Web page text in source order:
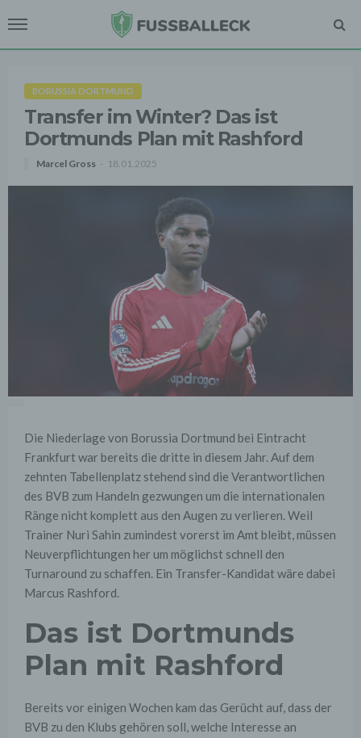
BORUSSIA DORTMUND
Transfer im Winter? Das ist
Dortmunds Plan mit Rashford
Marcel Gross 18.01.2025
Die Niederlage von Borussia Dortmund bei Eintracht
Frankfurt war bereits die dritte in diesem Jahr. Auf dem
zehnten Tabellenplatz stehend sind die Verantwortlichen
des BVB zum Handeln gezwungen um die internationalen
Ränge nicht komplett aus den Augen zu verlieren. Weil
Trainer Nuri Sahin zumindest vorerst im Amt bleibt, müssen
Neuverpflichtungen her um möglichst schnell den
Turnaround zu schaffen. Ein Transfer-Kandidat wäre dabei
Marcus Rashford.
Das ist Dortmunds
Plan mit Rashford
Bereits vor einigen Wochen kam das Gerücht auf, dass der
BVB zu den Klubs gehören soll, welche Interesse an